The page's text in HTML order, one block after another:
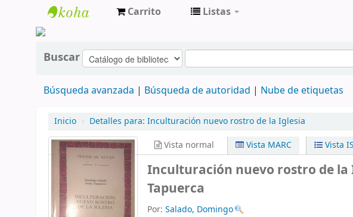
Carrito Listas
Buscar
Búsqueda avanzada Búsqueda de autoridad Nube de etiquetas
Inicio › Detalles para: Inculturación nuevo rostro de la Iglesia
Vista normal
Vista MARC Vista
Inculturación nuevo rostro de la
Tapuerca
Por: Salado, Domingo